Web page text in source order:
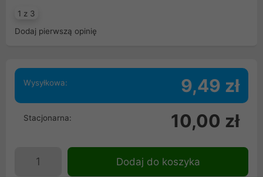
1 z 3
Dodaj pierwszą opinię
Wysyłkowa: 9,49 zł
Stacjonarna: 10,00 zł
Dodaj do koszyka